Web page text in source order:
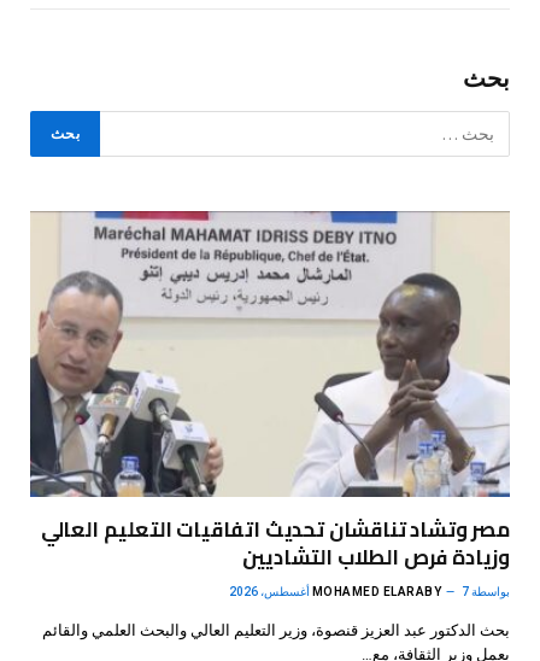
بحث
مصر وتشاد تناقشان تحديث اتفاقيات التعليم العالي
وزيادة فرص الطلاب التشاديين
بواسطة MOHAMED ELARABY 7 أغسطس، 2026
بحث الدكتور عبد العزيز قنصوة، وزير التعليم العالي والبحث العلمي والقائم
بعمل وزير الثقافة، مع…